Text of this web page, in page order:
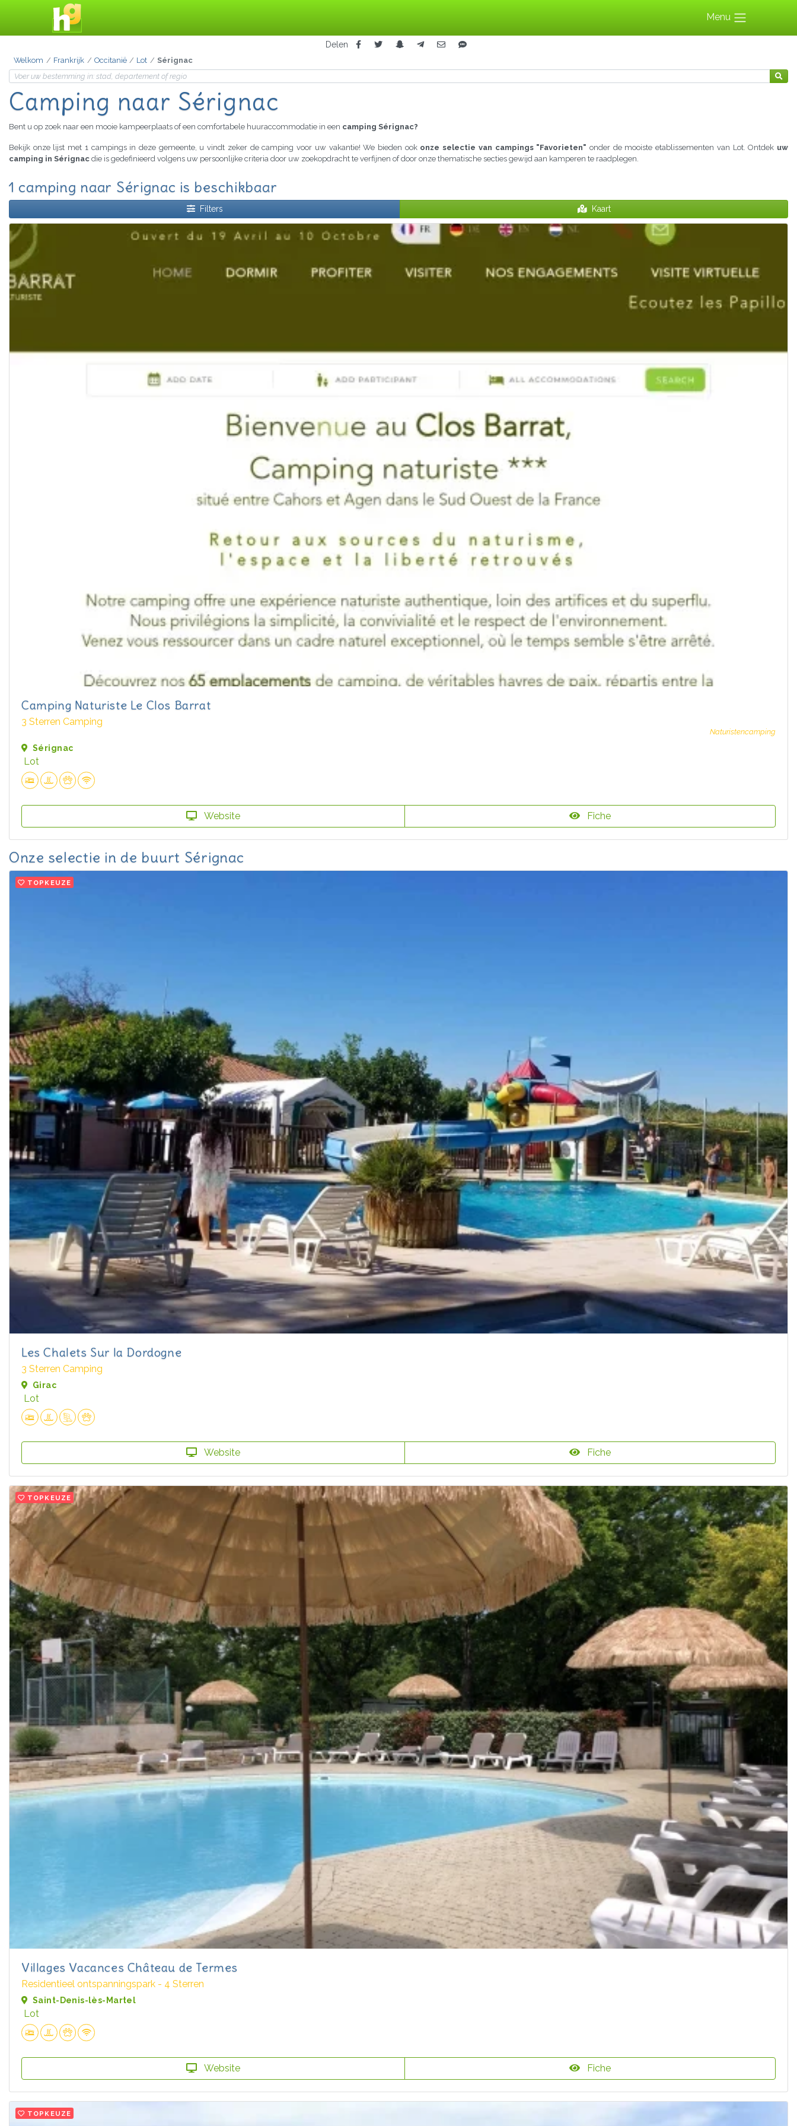
Menu
Delen
Welkom Frankrijk Occitanië Lot Sérignac
Camping naar Sérignac
Bent u op zoek naar een mooie kampeerplaats of een comfortabele huuraccommodatie in een camping Sérignac?
Bekijk onze lijst met 1 campings in deze gemeente, u vindt zeker de camping voor uw vakantie! We bieden ook onze selectie van campings "Favorieten" onder de mooiste etablissementen van Lot. Ontdek uw
camping in Sérignac die is gedefinieerd volgens uw persoonlijke criteria door uw zoekopdracht te verfijnen of door onze thematische secties gewijd aan kamperen te raadplegen.
1 camping naar Sérignac is beschikbaar
Filters Kaart
Camping Naturiste Le Clos Barrat
3 Sterren Camping
Naturistencamping
Sérignac
Lot
Website Fiche
Onze selectie in de buurt Sérignac
TOPKEUZE
Les Chalets Sur la Dordogne
3 Sterren Camping
Girac
Lot
Website Fiche
TOPKEUZE
Villages Vacances Château de Termes
Residentieel ontspanningspark - 4 Sterren
Saint-Denis-lès-Martel
Lot
Website Fiche
TOPKEUZE